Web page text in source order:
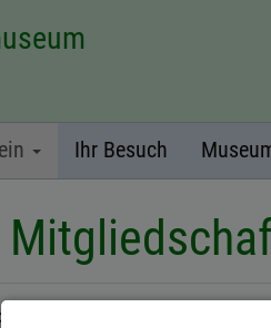
Ihr Besuch
für eine Mitgliedschaft